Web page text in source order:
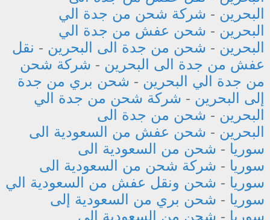
البحرين - شركة شحن من جدة الي
البحرين - شحن عفش من جدة الي
البحرين - شحن من جدة الى البحرين - نقل
عفش من جدة الى البحرين - شركة شحن
من جدة الي البحرين - شحن بري من جدة
إلى البحرين - شركة شحن من جدة الي
البحرين - شحن من جدة الى
البحرين - شحن عفش من السعودية الى
سوريا - شحن من السعودية الى
سوريا - شركة شحن من السعودية الى
سوريا - شحن ونقل عفش من السعودية الي
سوريا - شحن بري من السعودية إلى
سوريا - شحن من السعودية الى